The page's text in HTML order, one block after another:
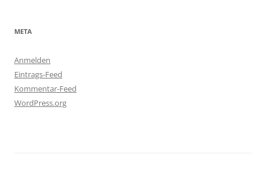
META
Anmelden
Eintrags-Feed
Kommentar-Feed
WordPress.org